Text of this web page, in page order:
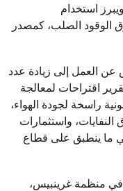
استخدام
الوقود الصلب، كمصدر
عن العمل إلى زيادة عدد
اقتراحات لمعالجة
راسخة لجودة الهواء،
واستثمارات
ما ينطبق على قطاع
منظمة غرينبيس،